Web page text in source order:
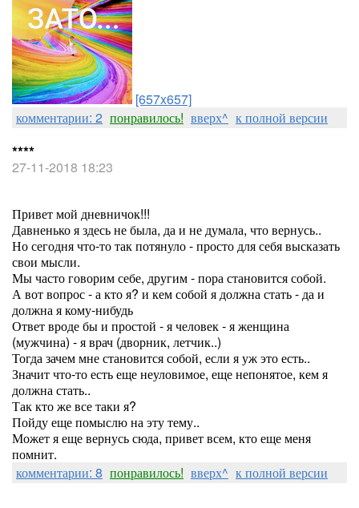
[657x657]
комментарии: 2 понравилось! вверх^ к полной версии
****
27-11-2018 18:23
Привет мой дневничок!!!
Давненько я здесь не была, да и не думала, что вернусь..
Но сегодня что-то так потянуло - просто для себя высказать
свои мысли.
Мы часто говорим себе, другим - пора становится собой.
А вот вопрос - а кто я? и кем собой я должна стать - да и
должна я кому-нибудь
Ответ вроде бы и простой - я человек - я женщина
(мужчина) - я врач (дворник, летчик..)
Тогда зачем мне становится собой, если я уж это есть..
Значит что-то есть еще неуловимое, еще непонятое, кем я
должна стать..
Так кто же все таки я?
Пойду еще помыслю на эту тему..
Может я еще вернусь сюда, привет всем, кто еще меня
помнит.
комментарии: 8 понравилось! вверх^ к полной версии